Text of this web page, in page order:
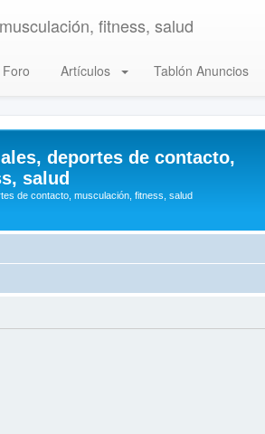
fitness, salud
Foro Artículos Tablón Anuncios
deportes de contacto,
salud
de contacto, musculación, fitness, salud